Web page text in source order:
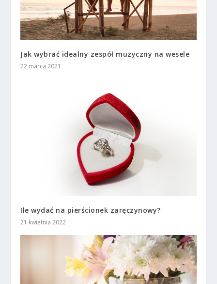
Jak wybrać idealny zespół muzyczny na wesele
22 marca 2021
Ile wydać na pierścionek zaręczynowy?
21 kwietnia 2022